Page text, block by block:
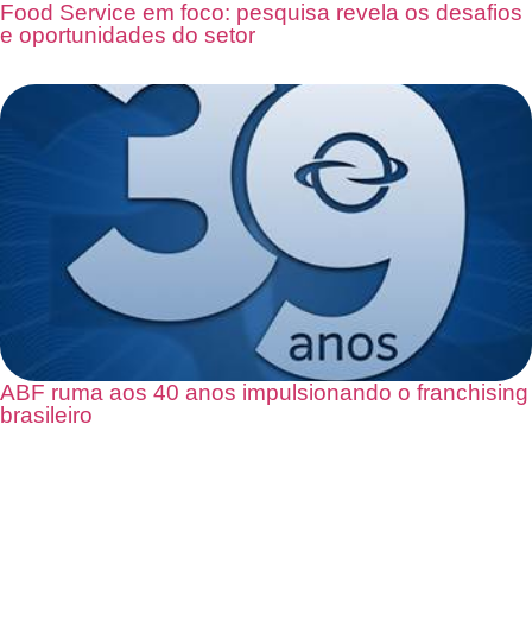
Food Service em foco: pesquisa revela os desafios
e oportunidades do setor
ABF ruma aos 40 anos impulsionando o franchising
brasileiro